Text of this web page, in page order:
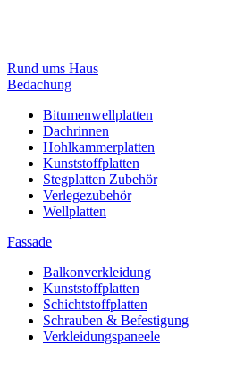
Rund ums Haus
Bedachung
Bitumenwellplatten
Dachrinnen
Hohlkammerplatten
Kunststoffplatten
Stegplatten Zubehör
Verlegezubehör
Wellplatten
Fassade
Balkonverkleidung
Kunststoffplatten
Schichtstoffplatten
Schrauben & Befestigung
Verkleidungspaneele